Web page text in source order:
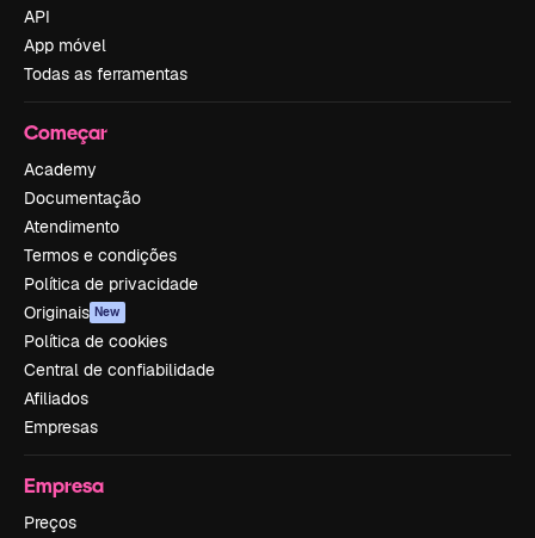
API
App móvel
Todas as ferramentas
Começar
Academy
Documentação
Atendimento
Termos e condições
Política de privacidade
Originais New
Política de cookies
Central de confiabilidade
Afiliados
Empresas
Empresa
Preços